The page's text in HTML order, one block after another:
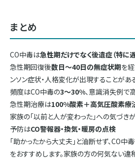
まとめ
CO中毒は急性期だけでなく後遺症（特に
急性期回復後数日〜40日の無症状期を
ンソン症状・人格変化が出現することがあ
頻度はCO中毒の3〜30%、意識消失例で
急性期治療は100%酸素＋高気圧酸素療法
家族の「以前と人が変わった」への気づき
予防はCO警報器・換気・暖房の点検
「助かったから大丈夫」と油断せず、CO
をおすすめします。家族の方の何気ない